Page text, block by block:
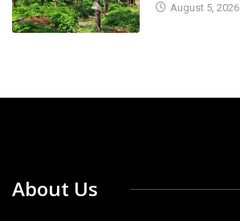
August 5, 2026
About Us